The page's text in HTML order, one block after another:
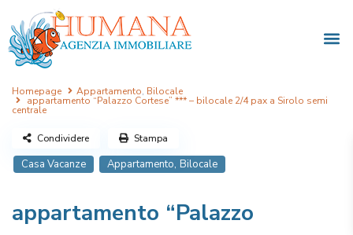
Homepage Appartamento, Bilocale
appartamento “Palazzo Cortese” *** – bilocale 2/4 pax a Sirolo semi
centrale
Casa Vacanze Appartamento,Bilocale
appartamento “Palazzo
Condividere Stampa